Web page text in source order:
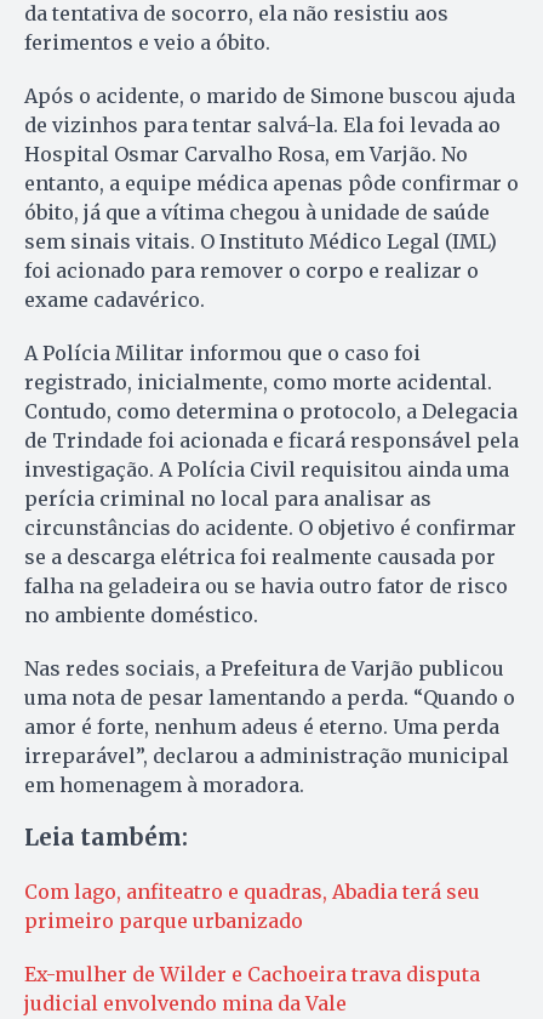
da tentativa de socorro, ela não resistiu aos
ferimentos e veio a óbito.
Após o acidente, o marido de Simone buscou ajuda
de vizinhos para tentar salvá-la. Ela foi levada ao
Hospital Osmar Carvalho Rosa, em Varjão. No
entanto, a equipe médica apenas pôde confirmar o
óbito, já que a vítima chegou à unidade de saúde
sem sinais vitais. O Instituto Médico Legal (IML)
foi acionado para remover o corpo e realizar o
exame cadavérico.
A Polícia Militar informou que o caso foi
registrado, inicialmente, como morte acidental.
Contudo, como determina o protocolo, a Delegacia
de Trindade foi acionada e ficará responsável pela
investigação. A Polícia Civil requisitou ainda uma
perícia criminal no local para analisar as
circunstâncias do acidente. O objetivo é confirmar
se a descarga elétrica foi realmente causada por
falha na geladeira ou se havia outro fator de risco
no ambiente doméstico.
Nas redes sociais, a Prefeitura de Varjão publicou
uma nota de pesar lamentando a perda. “Quando o
amor é forte, nenhum adeus é eterno. Uma perda
irreparável”, declarou a administração municipal
em homenagem à moradora.
Leia também:
Com lago, anfiteatro e quadras, Abadia terá seu
primeiro parque urbanizado
Ex-mulher de Wilder e Cachoeira trava disputa
judicial envolvendo mina da Vale